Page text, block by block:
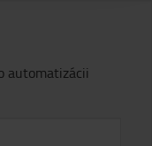
automatizácii